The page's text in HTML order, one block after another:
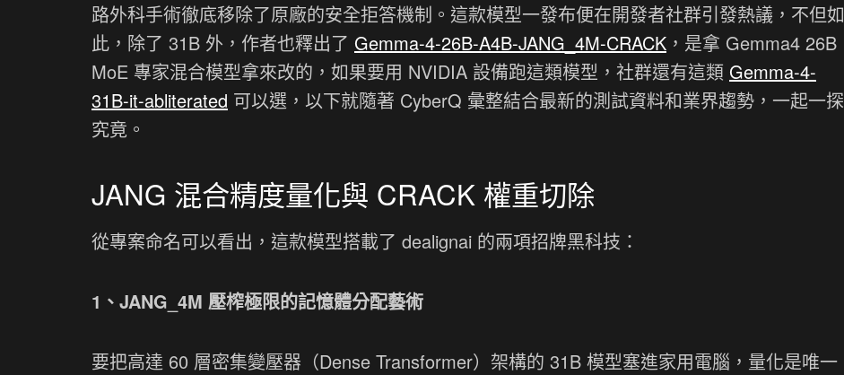
路外科手術徹底移除了原廠的安全拒答機制。這款模型一發布便在開發者社群引發熱議，不但如
此，除了 31B 外，作者也釋出了 Gemma-4-26B-A4B-JANG_4M-CRACK ，是拿 Gemma4 26B
MoE 專家混合模型拿來改的，如果要用 NVIDIA 設備跑這類模型，社群還有這類 Gemma-4-
31B-it-abliterated 可以選，以下就隨著 CyberQ 彙整結合最新的測試資料和業界趨勢，一起一探
究竟。
JANG 混合精度量化與 CRACK 權重切除
從專案命名可以看出，這款模型搭載了 dealignai 的兩項招牌黑科技：
1、JANG_4M 壓榨極限的記憶體分配藝術
要把高達 60 層密集變壓器（Dense Transformer）架構的 31B 模型塞進家用電腦，量化是唯一